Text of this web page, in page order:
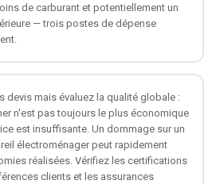
de carburant et potentiellement un
— trois postes de dépense
devis mais évaluez la qualité globale :
n'est pas toujours le plus économique
est insuffisante. Un dommage sur un
électroménager peut rapidement
réalisées. Vérifiez les certifications
clients et les assurances